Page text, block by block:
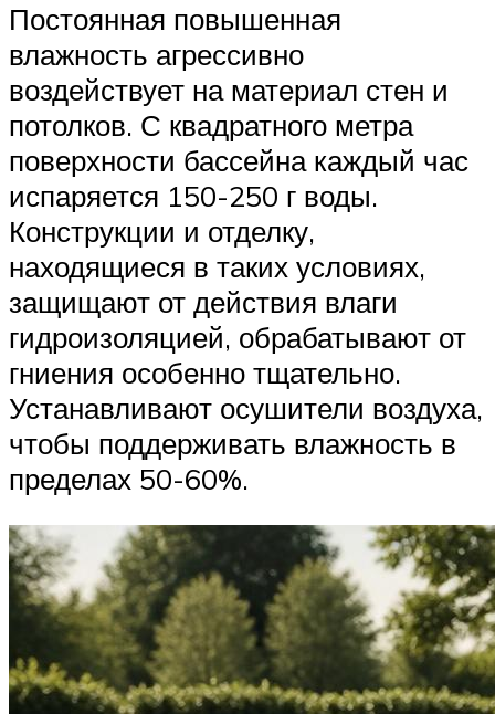
МЕНЮ
Постоянная повышенная
влажность агрессивно
воздействует на материал стен и
потолков. С квадратного метра
поверхности бассейна каждый час
испаряется 150-250 г воды.
Конструкции и отделку,
находящиеся в таких условиях,
защищают от действия влаги
гидроизоляцией, обрабатывают от
гниения особенно тщательно.
Устанавливают осушители воздуха,
чтобы поддерживать влажность в
пределах 50-60%.